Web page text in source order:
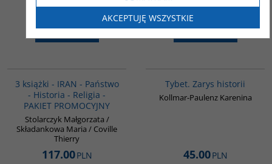
45.00PLN 50.00PLN
3 książki - IRAN - Państwo
- Historia - Religia -
PAKIET PROMOCYJNY
Stolarczyk Małgorzata /
Składankowa Maria / Coville
Thierry
117.00PLN
Tybet. Zarys historii
Kollmar-Paulenz Karenina
45.00PLN
AKCEPTUJĘ WSZYSTKIE